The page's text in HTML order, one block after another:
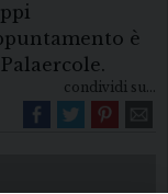
è
condividi su...